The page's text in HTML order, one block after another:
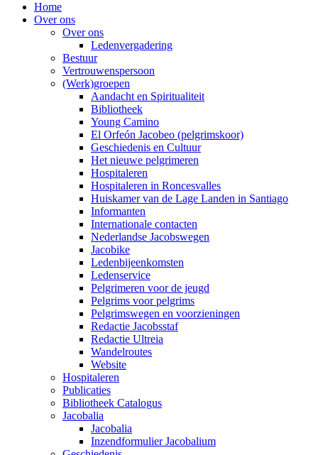
Home
Over ons
Over ons
Ledenvergadering
Bestuur
Vertrouwenspersoon
(Werk)groepen
Aandacht en Spiritualiteit
Bibliotheek
Young Camino
El Orfeón Jacobeo (pelgrimskoor)
Geschiedenis en Cultuur
Het nieuwe pelgrimeren
Hospitaleren
Hospitaleren in Roncesvalles
Huiskamer van de Lage Landen in Santiago
Informanten
Internationale contacten
Nederlandse Jacobswegen
Jacobike
Ledenbijeenkomsten
Ledenservice
Pelgrimeren voor de jeugd
Pelgrims voor pelgrims
Pelgrimswegen en voorzieningen
Redactie Jacobsstaf
Redactie Ultreia
Wandelroutes
Website
Hospitaleren
Publicaties
Bibliotheek Catalogus
Jacobalia
Jacobalia
Inzendformulier Jacobalium